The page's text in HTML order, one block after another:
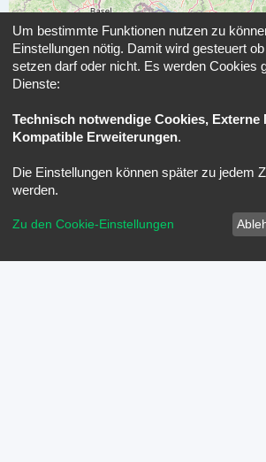
Um bestimmte Funktionen nutzen zu
Einstellungen nötig. Damit wird gesteuert
setzen darf oder nicht. Es werden Cookies
Dienste:
Technisch notwendige Cookies, Externe
Kompatible Erweiterungen.
Die Einstellungen können später zu jedem
werden.
Zu den Cookie-Einstellungen